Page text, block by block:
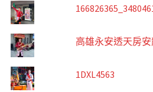
高雄永安透天房
1DXL4563